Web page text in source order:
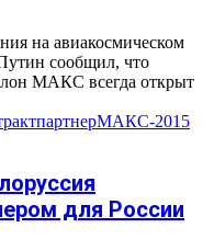
на авиакосмическом
сообщил, что
МАКС всегда открыт
партнерМАКС-2015
для России